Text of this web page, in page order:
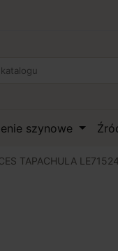
szynowe
TAPACHULA